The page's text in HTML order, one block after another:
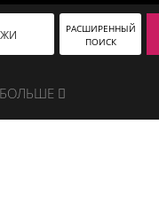
РАСШИРЕННЫЙ
ПОИСК
БОЛЬШЕ